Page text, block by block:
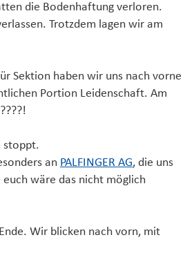
die Bodenhaftung verloren.
Trotzdem lagen wir am
Sektion haben wir uns nach vorne
Portion Leidenschaft. Am
stoppt.
an PALFINGER AG, die uns
wäre das nicht möglich
Wir blicken nach vorn, mit